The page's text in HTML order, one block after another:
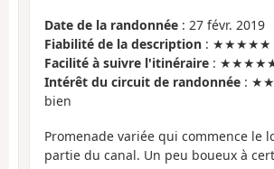
Date de la randonnée : 27 févr. 2019
Fiabilité de la description : ★★★★★
Facilité à suivre l'itinéraire : ★★★★★
Intérêt du circuit de randonnée :
bien
Promenade variée qui commence le
partie du canal. Un peu boueux à